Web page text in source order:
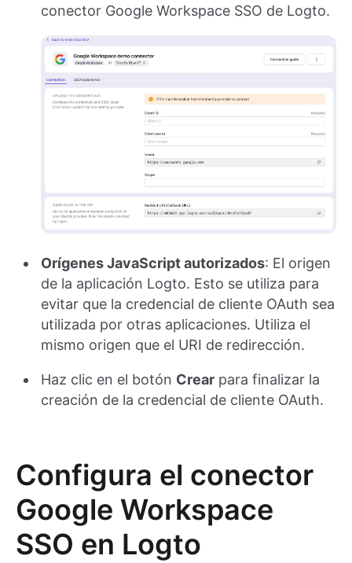
conector Google Workspace SSO de Logto.
Orígenes JavaScript autorizados: El origen
de la aplicación Logto. Esto se utiliza para
evitar que la credencial de cliente OAuth sea
utilizada por otras aplicaciones. Utiliza el
mismo origen que el URI de redirección.
Haz clic en el botón Crear para finalizar la
creación de la credencial de cliente OAuth.
Configura el conector
Google Workspace
SSO en Logto